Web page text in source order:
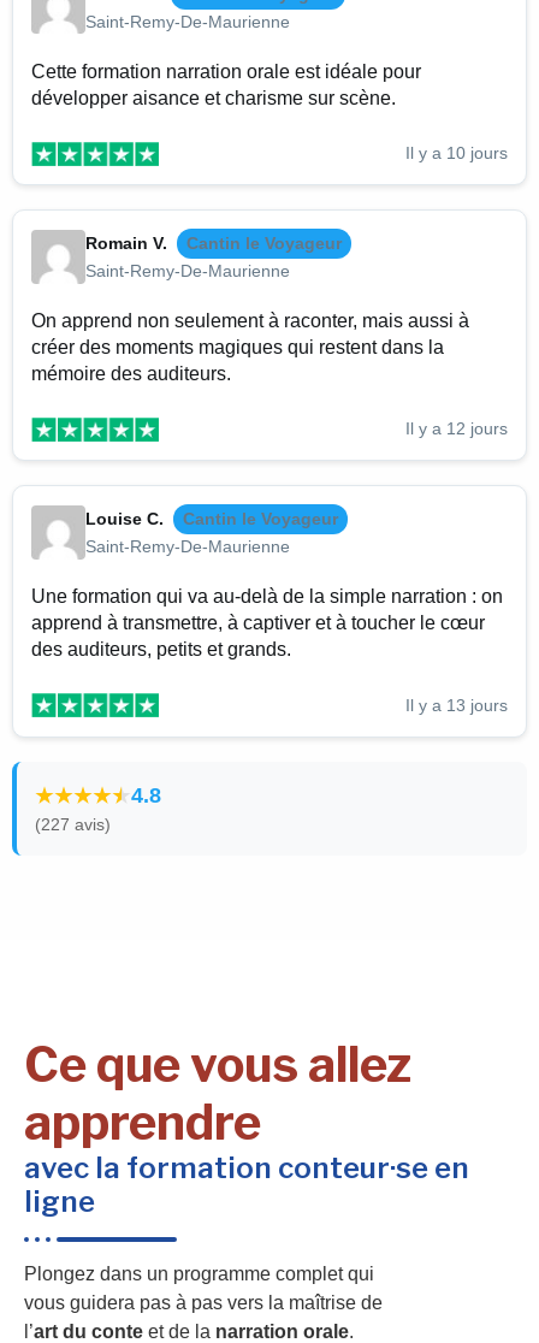
Saint-Remy-De-Maurienne
Cette formation narration orale est idéale pour
développer aisance et charisme sur scène.
Il y a 10 jours
Romain V.
Cantin le Voyageur
Saint-Remy-De-Maurienne
On apprend non seulement à raconter, mais aussi à
créer des moments magiques qui restent dans la
mémoire des auditeurs.
Il y a 12 jours
Louise C.
Cantin le Voyageur
Saint-Remy-De-Maurienne
Une formation qui va au-delà de la simple narration : on
apprend à transmettre, à captiver et à toucher le cœur
des auditeurs, petits et grands.
Il y a 13 jours
4.8
(227 avis)
Ce que vous allez
apprendre
avec la formation conteur·se en
ligne
Plongez dans un programme complet qui
vous guidera pas à pas vers la maîtrise de
l’art du conte et de la narration orale.